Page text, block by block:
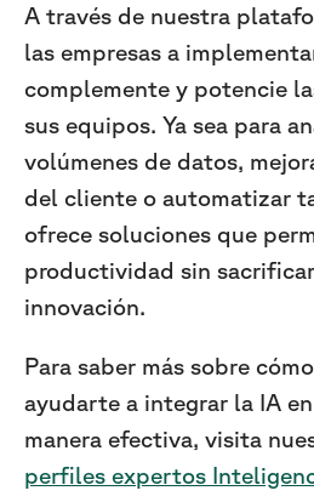
A través de nuestra
las empresas a
complemente y potencie
sus equipos. Ya sea para
volúmenes de datos,
del cliente o automatizar
ofrece soluciones que
productividad sin
innovación.
Para saber más sobre
ayudarte a integrar la IA
manera efectiva, visita
perfiles expertos